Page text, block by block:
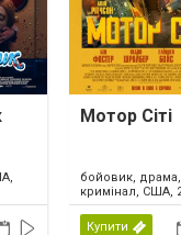
Мотор Сіті
бойовик, драма,
кримінал, США,
Купити